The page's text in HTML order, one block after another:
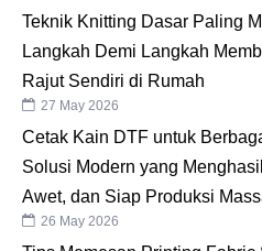
Teknik Knitting Dasar Paling
Langkah Demi Langkah
Rajut Sendiri di Rumah
27 May 2026
Cetak Kain DTF untuk
Solusi Modern yang
Awet, dan Siap Produksi
26 May 2026